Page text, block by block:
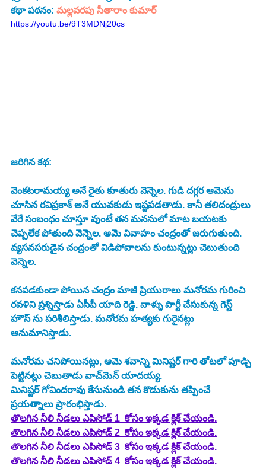
కథా పఠనం: మల్లవరపు సీతారాం కుమార్
https://youtu.be/9T3MDNj20cs
జరిగిన కథ:
వెంకటరామయ్య అనే రైతు కూతురు వెన్నెల. గుడి దగ్గర ఆమెను
చూసిన రవిప్రకాశ్‌ అనే యువకుడు ఇష్టపడతాడు. కానీ తలిదండ్రులు
వేరే సంబంధం చూస్తూ వుంటే తన మనసులో మాట బయటకు
చెప్పలేక పోతుంది వెన్నెల. ఆమె వివాహం చంద్రంతో జరుగుతుంది.
వ్యసనపరుడైన చంద్రంతో విడిపోవాలను కుంటున్నట్లు చెబుతుంది
వెన్నెల.
కనపడకుండా పోయిన చంద్రం మాజీ ప్రియురాలు మనోరమ గురించి
రవళిని ప్రశ్నిస్తాడు ఏసీపీ యాది రెడ్డి. వాళ్ళు పార్టీ చేసుకున్న గెస్ట్
హౌస్ ను పరిశీలిస్తాడు. మనోరమ హత్యకు గురైనట్లు
అనుమానిస్తాడు.
మనోరమ చనిపోయినట్లు, ఆమె శవాన్ని మినిష్టర్ గారి తోటలో పూడ్చి
పెట్టినట్లు చెబుతాడు వాచ్‌మెన్‌ యాదయ్య.
మినిష్టర్ గోవిందరావు కేసునుండి తన కొడుకును తప్పించే
ప్రయత్నాలు ప్రారంభిస్తాడు.
తొలగిన నీలి నీడలు ఎపిసోడ్ 1  కోసం ఇక్కడ క్లిక్ చేయండి.
తొలగిన నీలి నీడలు ఎపిసోడ్ 2  కోసం ఇక్కడ క్లిక్ చేయండి.
తొలగిన నీలి నీడలు ఎపిసోడ్ 3  కోసం ఇక్కడ క్లిక్ చేయండి.
తొలగిన నీలి నీడలు ఎపిసోడ్ 4  కోసం ఇక్కడ క్లిక్ చేయండి.